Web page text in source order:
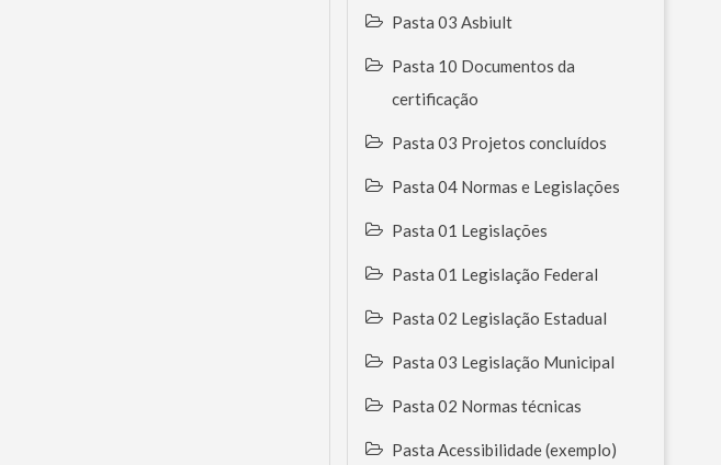
Pasta 03 Asbiult
Pasta 10 Documentos da
certificação
Pasta 03 Projetos concluídos
Pasta 04 Normas e Legislações
Pasta 01 Legislações
Pasta 01 Legislação Federal
Pasta 02 Legislação Estadual
Pasta 03 Legislação Municipal
Pasta 02 Normas técnicas
Pasta Acessibilidade (exemplo)